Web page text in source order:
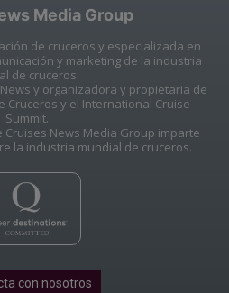
Media Group
de cruceros y especializada en
y marketing de la industria
de cruceros.
y organizadora y propietaria de
Cruceros y el International Cruise
Summit.
Cruises News Media Group imparte
la industria mundial de cruceros.
con nosotros